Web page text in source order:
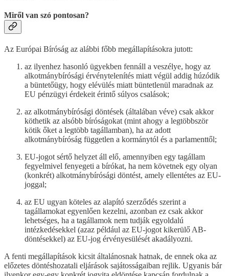
Miről van szó pontosan?
Az Európai Bíróság az alábbi főbb megállapításokra jutott:
az ilyenhez hasonló ügyekben fennáll a veszélye, hogy az
alkotmánybírósági érvénytelenítés miatt végül addig húzódik
a büntetőügy, hogy elévülés miatt büntetlenül maradnak az
EU pénzügyi érdekeit érintő súlyos csalások;
az alkotmánybírósági döntések (általában véve) csak akkor
köthetik az alsóbb bíróságokat (mint ahogy a legtöbbször
kötik őket a legtöbb tagállamban), ha az adott
alkotmánybíróság független a kormánytól és a parlamenttől;
EU-jogot sértő helyzet áll elő, amennyiben egy tagállam
fegyelmivel fenyegeti a bírókat, ha nem követnek egy olyan
(konkrét) alkotmánybírósági döntést, amely ellentétes az EU-
joggal;
az EU ugyan köteles az alapító szerződés szerint a
tagállamokat egyenlően kezelni, azonban ez csak akkor
lehetséges, ha a tagállamok nem tudják egyoldalú
intézkedésekkel (azaz például az EU-jogot kikerülő AB-
döntésekkel) az EU-jog érvényesülését akadályozni.
A fenti megállapítások kicsit általánosnak hatnak, de ennek oka az
előzetes döntéshozatali eljárások sajátosságaiban rejlik. Ugyanis bár